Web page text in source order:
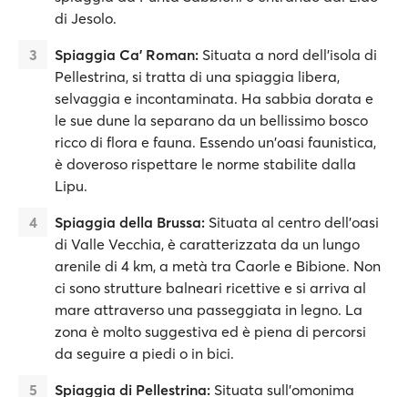
di Jesolo.
Spiaggia Ca' Roman: Situata a nord dell'isola di
Pellestrina, si tratta di una spiaggia libera,
selvaggia e incontaminata. Ha sabbia dorata e
le sue dune la separano da un bellissimo bosco
ricco di flora e fauna. Essendo un'oasi faunistica,
è doveroso rispettare le norme stabilite dalla
Lipu.
Spiaggia della Brussa: Situata al centro dell’oasi
di Valle Vecchia, è caratterizzata da un lungo
arenile di 4 km, a metà tra Caorle e Bibione. Non
ci sono strutture balneari ricettive e si arriva al
mare attraverso una passeggiata in legno. La
zona è molto suggestiva ed è piena di percorsi
da seguire a piedi o in bici.
Spiaggia di Pellestrina: Situata sull'omonima